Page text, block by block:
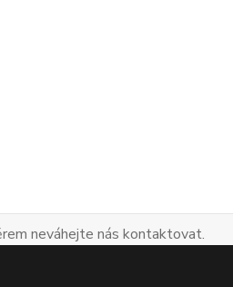
neváhejte nás kontaktovat.